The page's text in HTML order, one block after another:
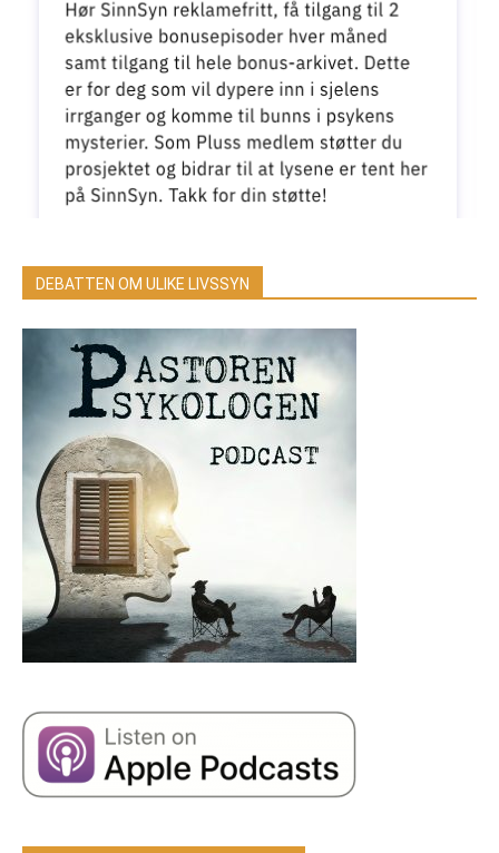
DEBATTEN OM ULIKE LIVSSYN